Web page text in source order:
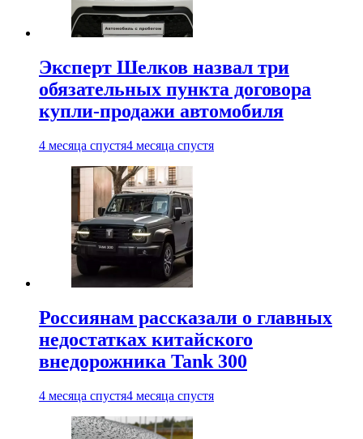
Эксперт Шелков назвал три
обязательных пункта договора
купли-продажи автомобиля
4 месяца спустя4 месяца спустя
Россиянам рассказали о главных
недостатках китайского
внедорожника Tank 300
4 месяца спустя4 месяца спустя